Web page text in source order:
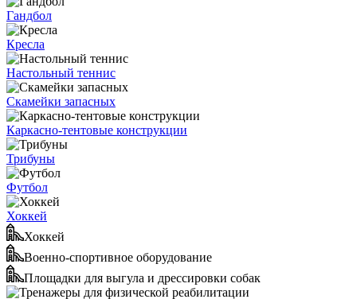
Гандбол
Кресла
Настольный теннис
Скамейки запасных
Каркасно-тентовые конструкции
Трибуны
Футбол
Хоккей
Хоккей
Военно-спортивное оборудование
Площадки для выгула и дрессировки собак